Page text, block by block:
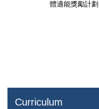
Curriculum
體適能獎勵計劃